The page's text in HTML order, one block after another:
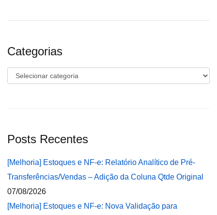
Categorias
Categorias
Posts Recentes
[Melhoria] Estoques e NF-e: Relatório Analítico de Pré-
Transferências/Vendas – Adição da Coluna Qtde Original
07/08/2026
[Melhoria] Estoques e NF-e: Nova Validação para